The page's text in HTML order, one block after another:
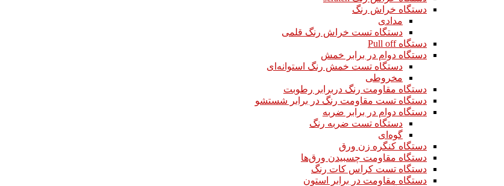
دستگاه خراش رنگ
مدادی
دستگاه تست خراش رنگ قلمی
دستگاه Pull off
دستگاه دوام در برابر خمش
دستگاه تست خمش رنگ استوانه‌ای
مخروطی
دستگاه مقاومت رنگ دربرابر رطوبت
دستگاه تست مقاومت رنگ در برابر شستشو
دستگاه دوام در برابر ضربه
دستگاه تست ضربه رنگ
گوه‌ای
دستگاه کنگره زن ورق
دستگاه مقاومت چسبیدن ورق‌ها
دستگاه تست کراس کات رنگ
دستگاه مقاومت در برابر استون